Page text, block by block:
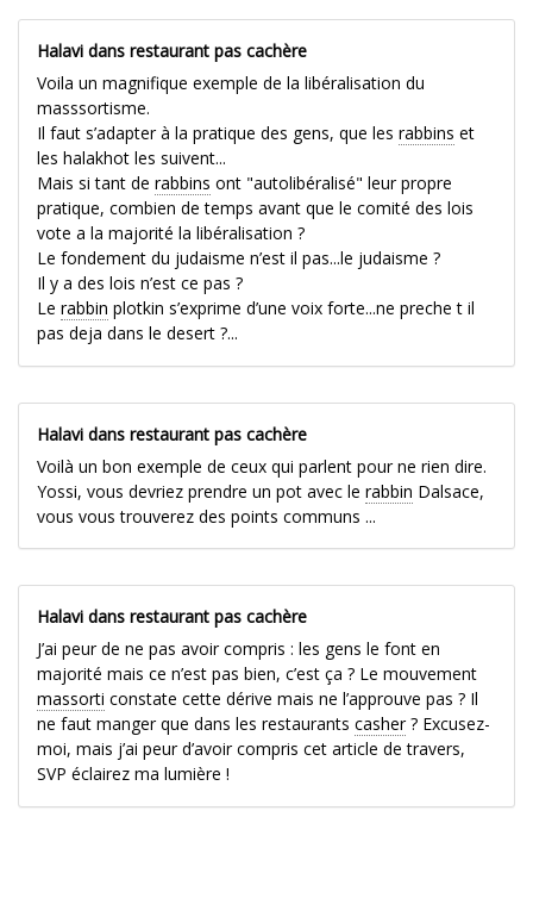
Halavi dans restaurant pas cachère
Voila un magnifique exemple de la libéralisation du
masssortisme.
Il faut s’adapter à la pratique des gens, que les rabbins et
les halakhot les suivent...
Mais si tant de rabbins ont "autolibéralisé" leur propre
pratique, combien de temps avant que le comité des lois
vote a la majorité la libéralisation ?
Le fondement du judaisme n’est il pas...le judaisme ?
Il y a des lois n’est ce pas ?
Le rabbin plotkin s’exprime d’une voix forte...ne preche t il
pas deja dans le desert ?...
Halavi dans restaurant pas cachère
Voilà un bon exemple de ceux qui parlent pour ne rien dire.
Yossi, vous devriez prendre un pot avec le rabbin Dalsace,
vous vous trouverez des points communs ...
Halavi dans restaurant pas cachère
J’ai peur de ne pas avoir compris : les gens le font en
majorité mais ce n’est pas bien, c’est ça ? Le mouvement
massorti constate cette dérive mais ne l’approuve pas ? Il
ne faut manger que dans les restaurants casher? Excusez-
moi, mais j’ai peur d’avoir compris cet article de travers,
SVP éclairez ma lumière !